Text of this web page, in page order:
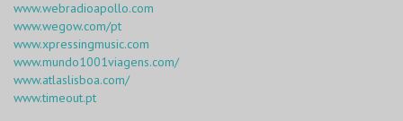
www.webradioapollo.com
www.wegow.com/pt
www.xpressingmusic.com
www.mundo1001viagens.com/
www.atlaslisboa.com/
www.timeout.pt